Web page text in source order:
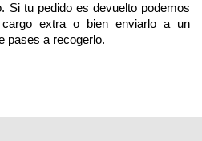
Si tu pedido es devuelto podemos
extra o bien enviarlo a un
pases a recogerlo.